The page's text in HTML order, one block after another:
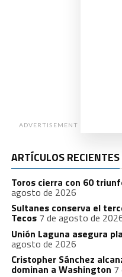
ADVERTISEMENT
ARTÍCULOS RECIENTES
Toros cierra con 60
agosto de 2026
Sultanes conserva el
Tecos 7 de agosto de
Unión Laguna asegura
agosto de 2026
Cristopher Sánchez
dominan a Washington 7